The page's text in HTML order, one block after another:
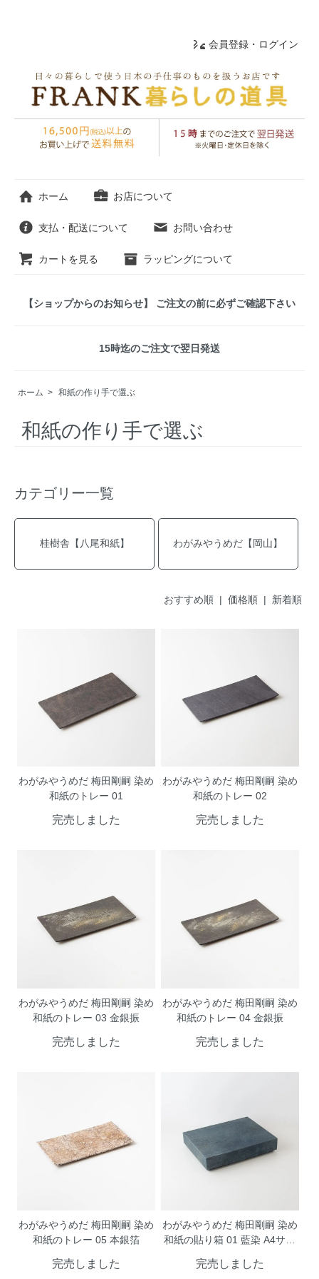
会員登録・ログイン
ホーム お店について
支払・配送について お問い合わせ
カートを見る ラッピングについて
【ショップからのお知らせ】 ご注文の前に必ずご確認下さい
15時迄のご注文で翌日発送
ホーム > 和紙の作り手で選ぶ
和紙の作り手で選ぶ
カテゴリー一覧
桂樹舎【八尾和紙】 わがみやうめだ【岡山】
おすすめ順| 価格順 | 新着順
わがみやうめだ 梅田剛嗣 染め
和紙のトレー 01
完売しました
わがみやうめだ 梅田剛嗣 染め
和紙のトレー 02
完売しました
わがみやうめだ 梅田剛嗣 染め
和紙のトレー 03 金銀振
完売しました
わがみやうめだ 梅田剛嗣 染め
和紙のトレー 04 金銀振
完売しました
わがみやうめだ 梅田剛嗣 染め
和紙のトレー 05 本銀箔
完売しました
わがみやうめだ 梅田剛嗣 染め
和紙の貼り箱 01 藍染 A4サイ
完売しました